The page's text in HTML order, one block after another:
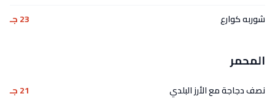
شوربه كوارع
23 جـ
المحمر
نصف دجاجة مع الأرز البلدي
21 جـ